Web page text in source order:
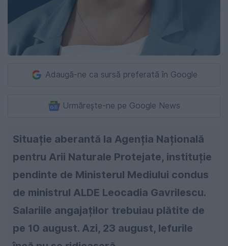
Adaugă-ne ca sursă preferată în Google
Urmărește-ne pe Google News
Situație aberantă la Agenția Națională
pentru Arii Naturale Protejate, instituție
pendinte de Ministerul Mediului condus
de ministrul ALDE Leocadia Gavrilescu.
Salariile angajaților trebuiau plătite de
pe 10 august. Azi, 23 august, lefurile